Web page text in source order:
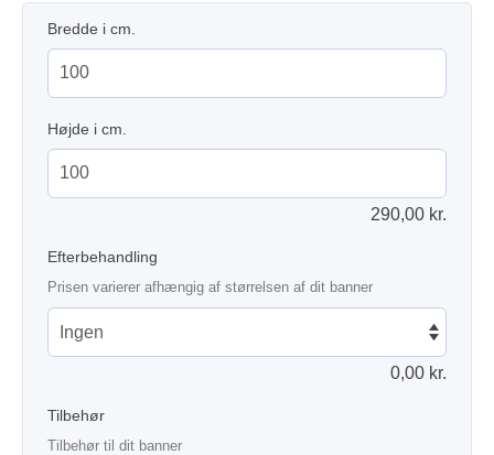
Bredde i cm.
Højde i cm.
290,00 kr.
Efterbehandling
Prisen varierer afhængig af størrelsen af dit banner
0,00 kr.
Tilbehør
Tilbehør til dit banner